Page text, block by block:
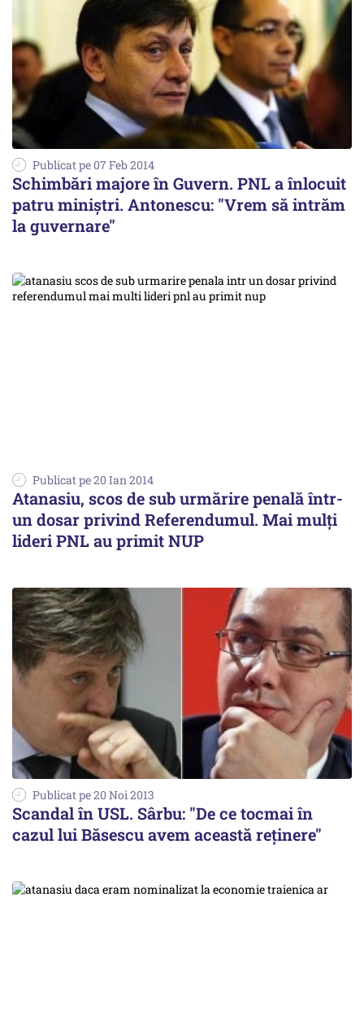
Publicat pe 07 Feb 2014
Schimbări majore în Guvern. PNL a înlocuit
patru miniștri. Antonescu: "Vrem să intrăm
la guvernare"
Publicat pe 20 Ian 2014
Atanasiu, scos de sub urmărire penală într-
un dosar privind Referendumul. Mai mulți
lideri PNL au primit NUP
Publicat pe 20 Noi 2013
Scandal în USL. Sârbu: "De ce tocmai în
cazul lui Băsescu avem această reținere"